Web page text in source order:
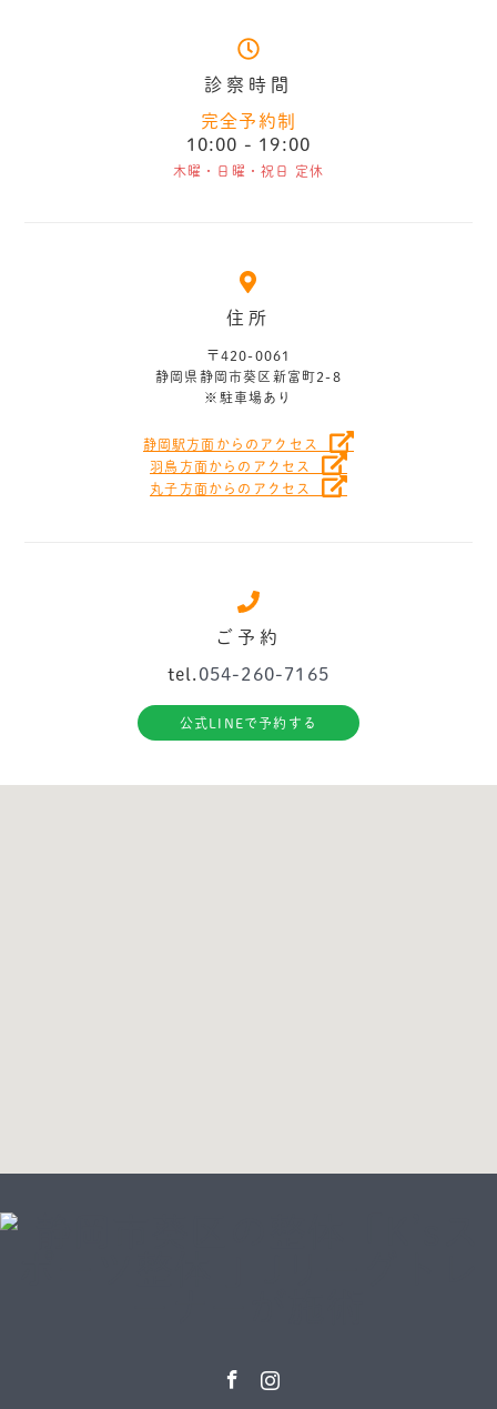
診察時間
完全予約制
10:00 - 19:00
木曜・日曜・祝日 定休
住所
〒420-0061
静岡県静岡市葵区新富町2-8
※駐車場あり
静岡駅方面からのアクセス
羽鳥方面からのアクセス
丸子方面からのアクセス
ご予約
tel. 054-260-7165
公式LINEで予約する